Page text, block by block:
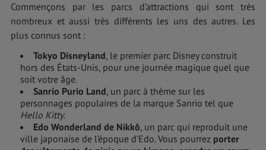
Commençons par les parcs d’attractions qui sont très
nombreux et aussi très différents les uns des autres. Les
plus connus sont :
Tokyo Disneyland, le premier parc Disney construit
hors des États-Unis, pour une journée magique quel que
soit votre âge.
Sanrio Purio Land, un parc à thème sur les
personnages populaires de la marque Sanrio tel que
Hello Kitty.
Edo Wonderland de Nikkô, un parc qui reproduit une
ville japonaise de l’époque d’Edo. Vous pourrez porter